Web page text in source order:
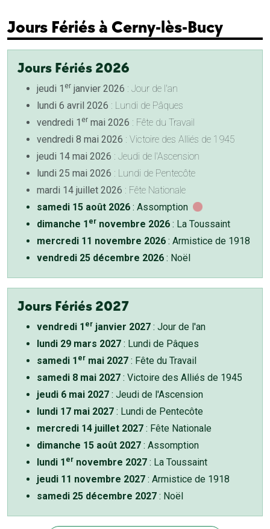
Jours Fériés à Cerny-lès-Bucy
Jours Fériés 2026
jeudi 1 er janvier 2026 : Jour de l'an
lundi 6 avril 2026 : Lundi de Pâques
vendredi 1 er mai 2026 : Fête du Travail
vendredi 8 mai 2026 : Victoire des Alliés de 1945
jeudi 14 mai 2026 : Jeudi de l'Ascension
lundi 25 mai 2026 : Lundi de Pentecôte
mardi 14 juillet 2026 : Fête Nationale
samedi 15 août 2026 : Assomption
dimanche 1 er novembre 2026 : La Toussaint
mercredi 11 novembre 2026 : Armistice de 1918
vendredi 25 décembre 2026 : Noël
Jours Fériés 2027
vendredi 1 er janvier 2027 : Jour de l'an
lundi 29 mars 2027 : Lundi de Pâques
samedi 1 er mai 2027 : Fête du Travail
samedi 8 mai 2027 : Victoire des Alliés de 1945
jeudi 6 mai 2027 : Jeudi de l'Ascension
lundi 17 mai 2027 : Lundi de Pentecôte
mercredi 14 juillet 2027 : Fête Nationale
dimanche 15 août 2027 : Assomption
lundi 1 er novembre 2027 : La Toussaint
jeudi 11 novembre 2027 : Armistice de 1918
samedi 25 décembre 2027 : Noël